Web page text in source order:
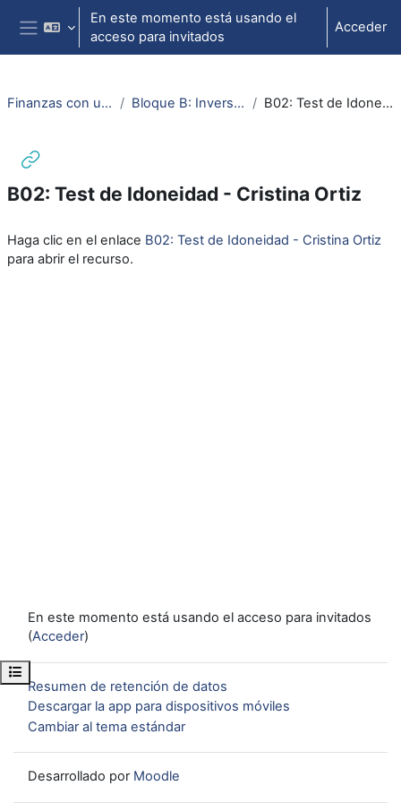
Salta al contenido principal
Panel lateral
En este momento está usando el
acceso para invitados
Acceder
Abrir índice del curso
Finanzas con un café web 3.0 Bloque B: Inversión y financiación B02: Test de Idoneidad - Cristina Ortiz
B02: Test de Idoneidad - Cristina Ortiz
Haga clic en el enlace B02: Test de Idoneidad - Cristina Ortiz
para abrir el recurso.
En este momento está usando el acceso para invitados
(Acceder)
Resumen de retención de datos
Descargar la app para dispositivos móviles
Cambiar al tema estándar
Desarrollado por Moodle